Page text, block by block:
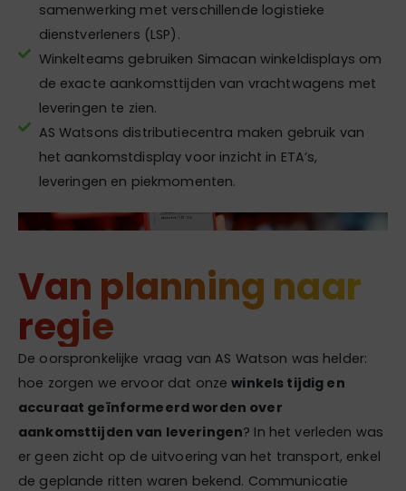
samenwerking met verschillende logistieke
dienstverleners (LSP).
Winkelteams gebruiken Simacan winkeldisplays om
de exacte aankomsttijden van vrachtwagens met
leveringen te zien.
AS Watsons distributiecentra maken gebruik van
het aankomstdisplay voor inzicht in ETA’s,
leveringen en piekmomenten.
Van planning naar
regie
De oorspronkelijke vraag van AS Watson was helder:
hoe zorgen we ervoor dat onzewinkels tijdig en
accuraat geïnformeerd worden over
aankomsttijden van leveringen? In het verleden was
er geen zicht op de uitvoering van het transport, enkel
de geplande ritten waren bekend. Communicatie